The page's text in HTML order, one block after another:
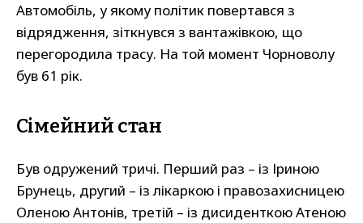
Автомобіль, у якому політик повертався з
відрядження, зіткнувся з вантажівкою, що
перегородила трасу. На той момент Чорноволу
був 61 рік.
Сімейний стан
Був одружений тричі. Перший раз – із Іриною
Брунець, другий – із лікаркою і правозахисницею
Оленою Антонів, третій – із дисиденткою Атеною